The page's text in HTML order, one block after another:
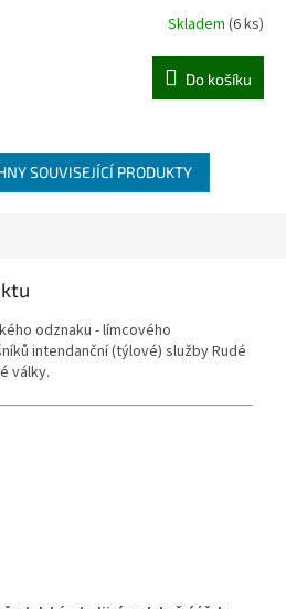
Skladem (6 ks)
Do košíku
SOUVISEJÍCÍ PRODUKTY
odznaku - límcového
intendanční (týlové) služby Rudé
války.